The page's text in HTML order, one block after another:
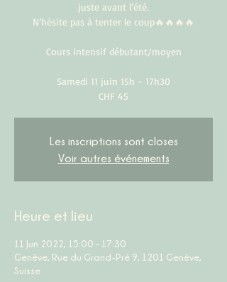
juste avant l’été.
N’hésite pas à tenter le coup🔥🔥🔥🔥
Cours intensif débutant/moyen
Samedi 11 juin 15h - 17h30
CHF 45
Les inscriptions sont closes
Voir autres événements
Heure et lieu
11 Jun 2022, 15:00 – 17:30
Genève, Rue du Grand-Pré 9, 1201 Genève,
Suisse